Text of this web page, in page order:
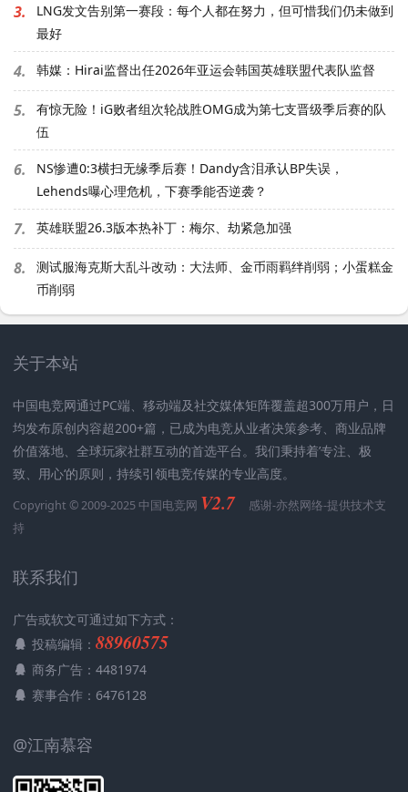
3.
LNG发文告别第一赛段：每个人都在努力，但可惜我们仍未做到
最好
4. 韩媒：Hirai监督出任2026年亚运会韩国英雄联盟代表队监督
5.
有惊无险！iG败者组次轮战胜OMG成为第七支晋级季后赛的队
伍
6.
NS惨遭0:3横扫无缘季后赛！Dandy含泪承认BP失误，
Lehends曝心理危机，下赛季能否逆袭？
7. 英雄联盟26.3版本热补丁：梅尔、劫紧急加强
8.
测试服海克斯大乱斗改动：大法师、金币雨羁绊削弱；小蛋糕金
币削弱
关于本站
中国电竞网通过PC端、移动端及社交媒体矩阵覆盖超300万用户，日
均发布原创内容超200+篇，已成为电竞从业者决策参考、商业品牌
价值落地、全球玩家社群互动的首选平台。我们秉持着’专注、极
致、用心‘的原则，持续引领电竞传媒的专业高度。
Copyright © 2009-2025 中国电竞网 V2.7 感谢-亦然网络-提供技术支
持
联系我们
广告或软文可通过如下方式：
投稿编辑： 88960575
商务广告：4481974
赛事合作：6476128
@江南慕容